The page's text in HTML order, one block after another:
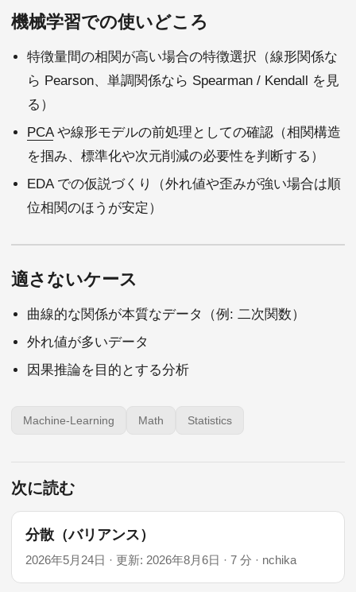
機械学習での使いどころ
特徴量間の相関が高い場合の特徴選択（線形関係な
ら Pearson、単調関係なら Spearman / Kendall を見
る）
PCAや線形モデルの前処理としての確認（相関構造
を掴み、標準化や次元削減の必要性を判断する）
EDA での仮説づくり（外れ値や歪みが強い場合は順
位相関のほうが安定）
適さないケース
曲線的な関係が本質なデータ（例: 二次関数）
外れ値が多いデータ
因果推論を目的とする分析
Machine-Learning Math Statistics
次に読む
分散（バリアンス）
2026年5月24日 · 更新: 2026年8月6日 · 7 分 · nchika